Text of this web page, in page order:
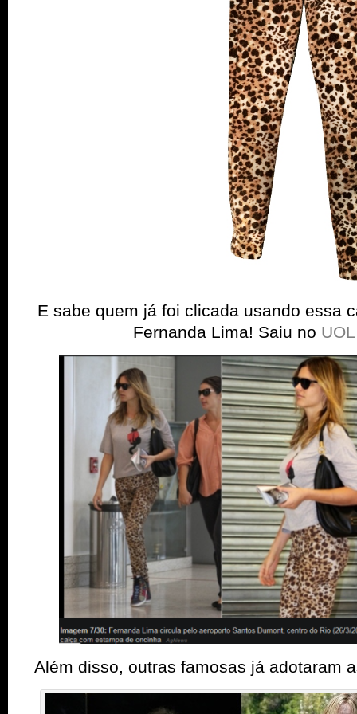
E sabe quem já foi clicada usando essa
Fernanda Lima! Saiu no
Além disso, outras famosas já adotaram